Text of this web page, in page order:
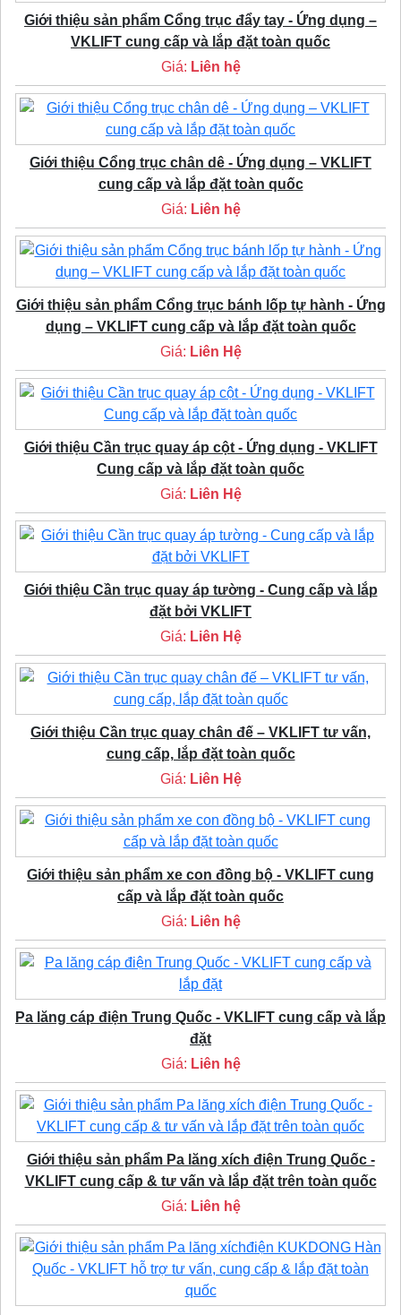
Giới thiệu sản phẩm Cổng trục đẩy tay - Ứng dụng –
VKLIFT cung cấp và lắp đặt toàn quốc
Giá: Liên hệ
Giới thiệu Cổng trục chân dê - Ứng dụng – VKLIFT
cung cấp và lắp đặt toàn quốc
Giá: Liên hệ
Giới thiệu sản phẩm Cổng trục bánh lốp tự hành - Ứng
dụng – VKLIFT cung cấp và lắp đặt toàn quốc
Giá: Liên Hệ
Giới thiệu Cần trục quay áp cột - Ứng dụng - VKLIFT
Cung cấp và lắp đặt toàn quốc
Giá: Liên Hệ
Giới thiệu Cần trục quay áp tường - Cung cấp và lắp
đặt bởi VKLIFT
Giá: Liên Hệ
Giới thiệu Cần trục quay chân đế – VKLIFT tư vấn,
cung cấp, lắp đặt toàn quốc
Giá: Liên Hệ
Giới thiệu sản phẩm xe con đồng bộ - VKLIFT cung
cấp và lắp đặt toàn quốc
Giá: Liên hệ
Pa lăng cáp điện Trung Quốc - VKLIFT cung cấp và lắp
đặt
Giá: Liên hệ
Giới thiệu sản phẩm Pa lăng xích điện Trung Quốc -
VKLIFT cung cấp & tư vấn và lắp đặt trên toàn quốc
Giá: Liên hệ